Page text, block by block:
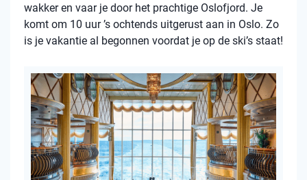
wakker en vaar je door het prachtige Oslofjord. Je
komt om 10 uur ’s ochtends uitgerust aan in Oslo. Zo
is je vakantie al begonnen voordat je op de ski’s staat!